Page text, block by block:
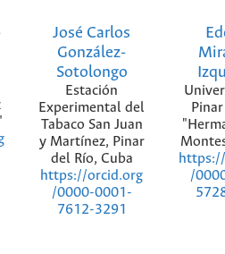
José Carlos
González-
Sotolongo
Estación
Experimental del
Tabaco San Juan
y Martínez, Pinar
del Río, Cuba
https://orcid.org
/0000-0001-
7612-3291
/